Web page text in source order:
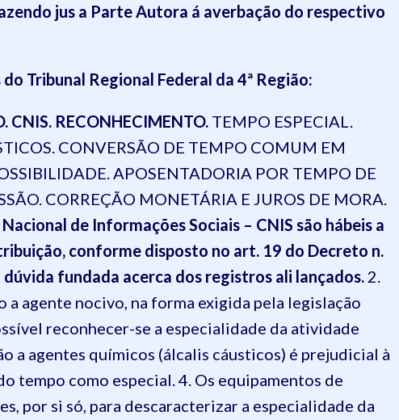
jus a Parte Autora á averbação do respectivo
Tribunal Regional Federal da 4ª Região:
CNIS. RECONHECIMENTO. TEMPO ESPECIAL.
CONVERSÃO DE TEMPO COMUM EM
APOSENTADORIA POR TEMPO DE
CORREÇÃO MONETÁRIA E JUROS DE MORA.
de Informações Sociais – CNIS são hábeis a
conforme disposto no art. 19 do Decreto n.
fundada acerca dos registros ali lançados. 2.
a agente nocivo, na forma exigida pela legislação
reconhecer-se a especialidade da atividade
a agentes químicos (álcalis cáusticos) é prejudicial à
tempo como especial. 4. Os equipamentos de
por si só, para descaracterizar a especialidade da